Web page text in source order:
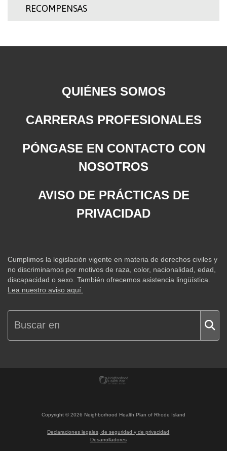
RECOMPENSAS
QUIÉNES SOMOS
CARRERAS PROFESIONALES
PÓNGASE EN CONTACTO CON
NOSOTROS
AVISO DE PRÁCTICAS DE
PRIVACIDAD
Cumplimos la legislación vigente en materia de derechos civiles y
no discriminamos por motivos de raza, color, nacionalidad, edad,
discapacidad o sexo. También ofrecemos asistencia lingüística.
Lea nuestro aviso aquí.
Copyright ©2026 Neighborhood Health Plan of Rhode Island
Declaraciones legales, de seguridad y de privacidad
Desarrolladores